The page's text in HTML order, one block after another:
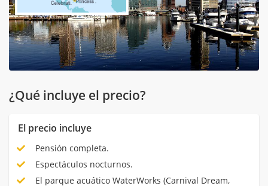
¿Qué incluye el precio?
El precio incluye
Pensión completa.
Espectáculos nocturnos.
El parque acuático WaterWorks (Carnival Dream,